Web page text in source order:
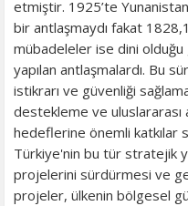
etmiştir. 1925’te
bir antlaşmaydı fakat
mübadeleler ise dini
yapılan antlaşmalardı. Bu
istikrarı ve güvenliği
destekleme ve
hedeflerine önemli katkılar
Türkiye'nin bu tür stratejik
projelerini sürdürmesi ve
projeler, ülkenin bölgesel